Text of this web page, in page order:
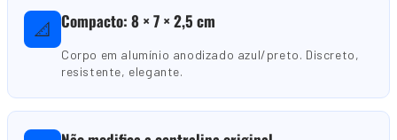
📐 Compacto: 8 × 7 × 2,5 cm
Corpo em alumínio anodizado azul/preto. Discreto,
resistente, elegante.